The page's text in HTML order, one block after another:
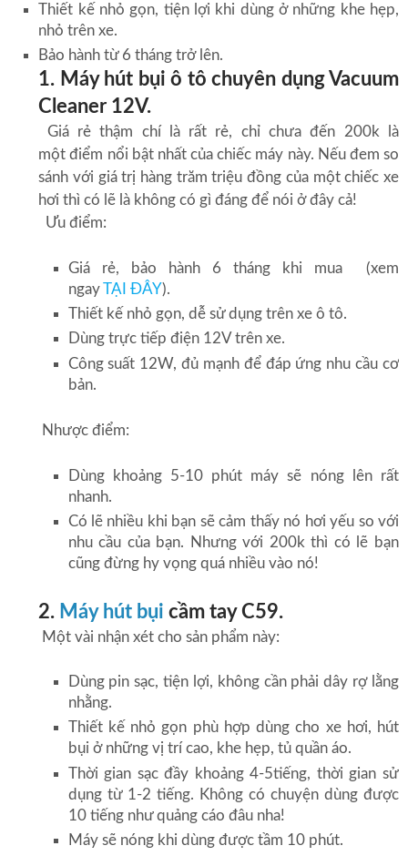
Thiết kế nhỏ gọn, tiện lợi khi dùng ở những khe hẹp,
nhỏ trên xe.
Bảo hành từ 6 tháng trở lên.
1. Máy hút bụi ô tô chuyên dụng Vacuum
Cleaner 12V.
Giá rẻ thậm chí là rất rẻ, chỉ chưa đến 200k là
một điểm nổi bật nhất của chiếc máy này. Nếu đem so
sánh với giá trị hàng trăm triệu đồng của một chiếc xe
hơi thì có lẽ là không có gì đáng để nói ở đây cả!
Ưu điểm:
Giá rẻ, bảo hành 6 tháng khi mua (xem
ngayTẠI ĐÂY).
Thiết kế nhỏ gọn, dễ sử dụng trên xe ô tô.
Dùng trực tiếp điện 12V trên xe.
Công suất 12W, đủ mạnh để đáp ứng nhu cầu cơ
bản.
Nhược điểm:
Dùng khoảng 5-10 phút máy sẽ nóng lên rất
nhanh.
Có lẽ nhiều khi bạn sẽ cảm thấy nó hơi yếu so với
nhu cầu của bạn. Nhưng với 200k thì có lẽ bạn
cũng đừng hy vọng quá nhiều vào nó!
2. Máy hút bụi cầm tay C59.
Một vài nhận xét cho sản phẩm này:
Dùng pin sạc, tiện lợi, không cần phải dây rợ lằng
nhằng.
Thiết kế nhỏ gọn phù hợp dùng cho xe hơi, hút
bụi ở những vị trí cao, khe hẹp, tủ quần áo.
Thời gian sạc đầy khoảng 4-5tiếng, thời gian sử
dụng từ 1-2 tiếng. Không có chuyện dùng được
10 tiếng như quảng cáo đâu nha!
Máy sẽ nóng khi dùng được tầm 10 phút.